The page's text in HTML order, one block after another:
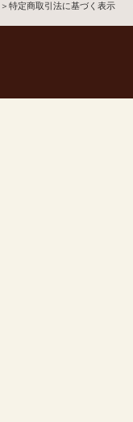
＞特定商取引法に基づく表示